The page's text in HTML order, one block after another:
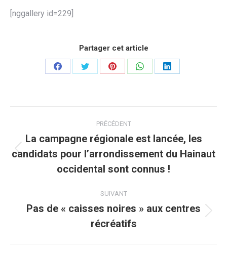
[nggallery id=229]
Partager cet article
PartagerPartagerPartagerPartagerPartager
article
PRÉCÉDENT
Article
précédent
La campagne régionale est lancée, les
candidats pour l’arrondissement du Hainaut
occidental sont connus !
SUIVANT
suivant
Pas de « caisses noires » aux centres
récréatifs